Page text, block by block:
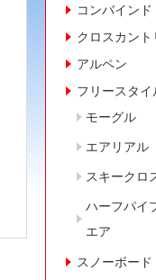
コンバインド
クロスカント
アルペン
フリースタイ
モーグル
エアリアル
スキークロ
ハーフパイ
エア
スノーボード